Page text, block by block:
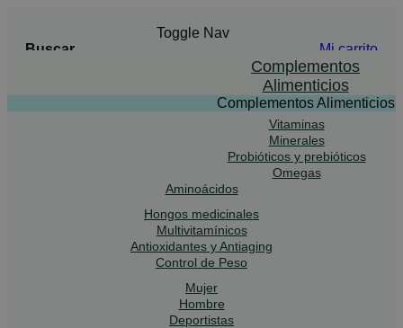
Toggle Nav
Buscar
Mi carrito
Complementos
Alimenticios
Complementos Alimenticios
Vitaminas
Minerales
Probióticos y prebióticos
Omegas
Aminoácidos
Hongos medicinales
Multivitamínicos
Antioxidantes y Antiaging
Control de Peso
Mujer
Hombre
Deportistas